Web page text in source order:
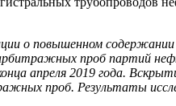
о повышенном
проб партий
апреля 2019 года.
проб. Результаты